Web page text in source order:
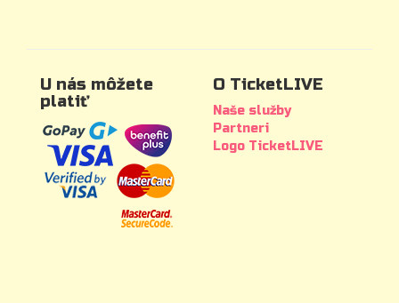
U nás môžete
platiť
O TicketLIVE
Naše služby
Partneri
Logo TicketLIVE